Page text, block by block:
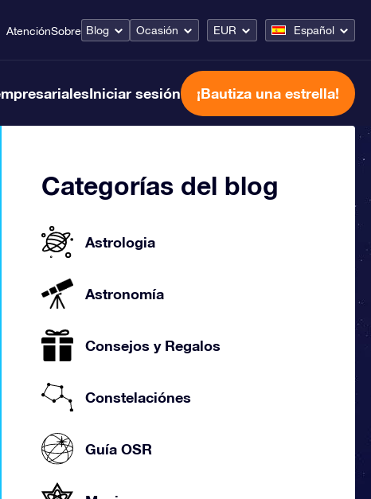
AtenciónSobre Blog Ocasión EUR Español
Iniciar sesión ¡Bautiza una estrella!
Categorías del blog
Astrologia
Astronomía
Consejos y Regalos
Constelaciónes
Guía OSR